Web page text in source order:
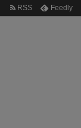
RSS Feedly